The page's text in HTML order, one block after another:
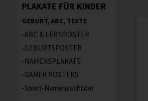
PLAKATE FÜR KINDER
GEBURT, ABC, TEXTE
ABC & LERNPOSTER
GEBURTSPOSTER
NAMENSPLAKATE
GAMER POSTERS
Sport-Namensschilder